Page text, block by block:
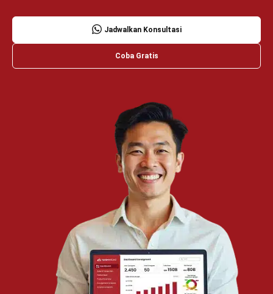
TENTANG KAMI
Penyedia solusi ERP dengan rangkaian software
terlengkap untuk berbagai jenis industri, yang dapat
disesuaikan dengan kebutuhan setiap bisnis.
HUBUNGI KAMI
Wawasan Bisnis
Pelajari Lebih Lanjut Tentang Software untuk
Bisnis
Temukan Software Terbaik untuk Bisnis